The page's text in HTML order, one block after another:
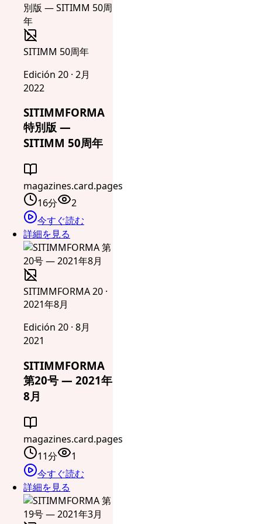
SITIMM 50周年
Edición 20 · 2月
2022
SITIMMFORMA
特別版 —
SITIMM 50周年
magazines.card.pages
16分
2
今すぐ読む
詳細を見る
SITIMMFORMA 20 ·
2021年8月
Edición 20 · 8月
2021
SITIMMFORMA
第20号 — 2021年
8月
magazines.card.pages
11分
1
今すぐ読む
詳細を見る